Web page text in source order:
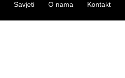
Savjeti O nama Kontakt